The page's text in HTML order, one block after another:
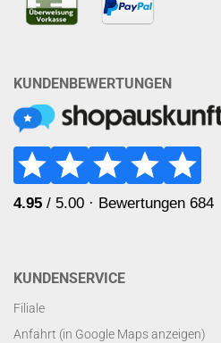
KUNDENBEWERTUNGEN
KUNDENSERVICE
Filiale
Anfahrt (in Google Maps anzeigen)